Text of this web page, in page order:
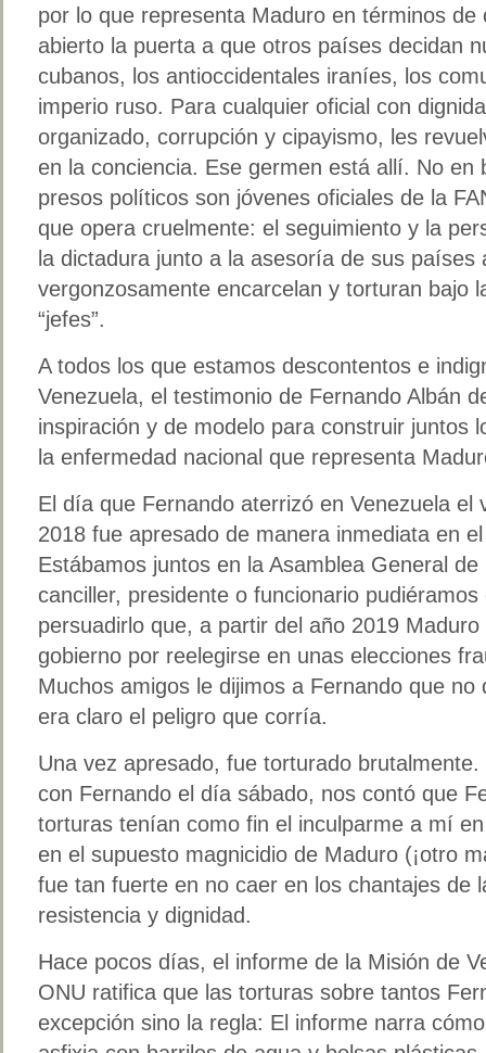
por lo que representa Maduro en términos de
abierto la puerta a que otros países decidan
cubanos, los antioccidentales iraníes, los
imperio ruso. Para cualquier oficial con
organizado, corrupción y cipayismo, les
en la conciencia. Ese germen está allí. No en
presos políticos son jóvenes oficiales de la
que opera cruelmente: el seguimiento y la
la dictadura junto a la asesoría de sus países
vergonzosamente encarcelan y torturan bajo
“jefes”.
A todos los que estamos descontentos e
Venezuela, el testimonio de Fernando Albán
inspiración y de modelo para construir juntos
la enfermedad nacional que representa
El día que Fernando aterrizó en Venezuela el
2018 fue apresado de manera inmediata en
Estábamos juntos en la Asamblea General
canciller, presidente o funcionario
persuadirlo que, a partir del año 2019
gobierno por reelegirse en unas elecciones
Muchos amigos le dijimos a Fernando que
era claro el peligro que corría.
Una vez apresado, fue torturado
con Fernando el día sábado, nos contó que
torturas tenían como fin el inculparme a mí
en el supuesto magnicidio de Maduro (¡otro
fue tan fuerte en no caer en los chantajes de
resistencia y dignidad.
Hace pocos días, el informe de la Misión de
ONU ratifica que las torturas sobre tantos
excepción sino la regla: El informe narra